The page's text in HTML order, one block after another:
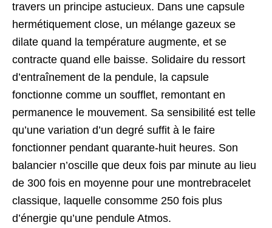
travers un principe astucieux. Dans une capsule
hermétiquement close, un mélange gazeux se
dilate quand la température augmente, et se
contracte quand elle baisse. Solidaire du ressort
d’entraînement de la pendule, la capsule
fonctionne comme un soufflet, remontant en
permanence le mouvement. Sa sensibilité est telle
qu’une variation d’un degré suffit à le faire
fonctionner pendant quarante-huit heures. Son
balancier n’oscille que deux fois par minute au lieu
de 300 fois en moyenne pour une montrebracelet
classique, laquelle consomme 250 fois plus
d’énergie qu’une pendule Atmos.